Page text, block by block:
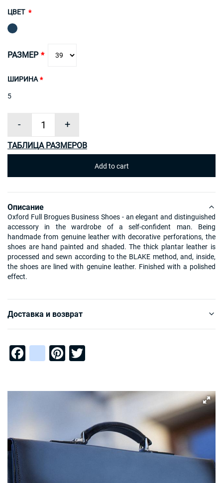
ЦВЕТ
РАЗМЕР
ШИРИНА
5
- +
ТАБЛИЦА РАЗМЕРОВ
Описание
Oxford Full Brogues Business Shoes - an elegant and distinguished
accessory in the wardrobe of a self-confident man. Being
handmade from genuine leather with decorative perforations, the
shoes are hand painted and shaded. The thick plantar leather is
processed and sewn according to the BLAKE method, and, inside,
the shoes are lined with genuine leather. Finished with a polished
effect.
Доставка и возврат
Facebook
instagram
Pinterest